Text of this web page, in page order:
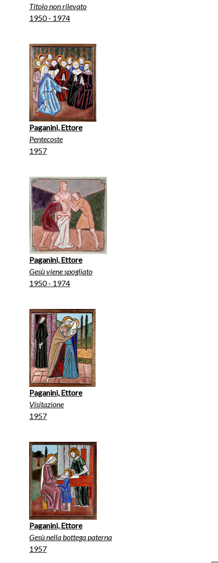
Titolo non rilevato
1950 - 1974
Paganini, Ettore
Pentecoste
1957
Paganini, Ettore
Gesù viene spogliato
1950 - 1974
Paganini, Ettore
Visitazione
1957
Paganini, Ettore
Gesù nella bottega paterna
1957